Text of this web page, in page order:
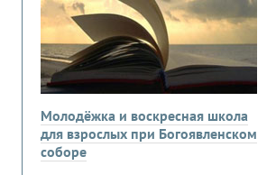
Молодёжка и воскресная школа
для взрослых при Богоявленском
соборе